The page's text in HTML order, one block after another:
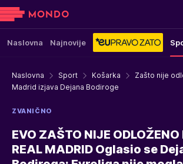
Naslovna Najnovije
Naslovna Sport Košarka
Zašto nije
Madrid izjava Dejana Bodiroge
ZVANIČNO
EVO ZAŠTO NIJE
REAL MADRID Oglasio se